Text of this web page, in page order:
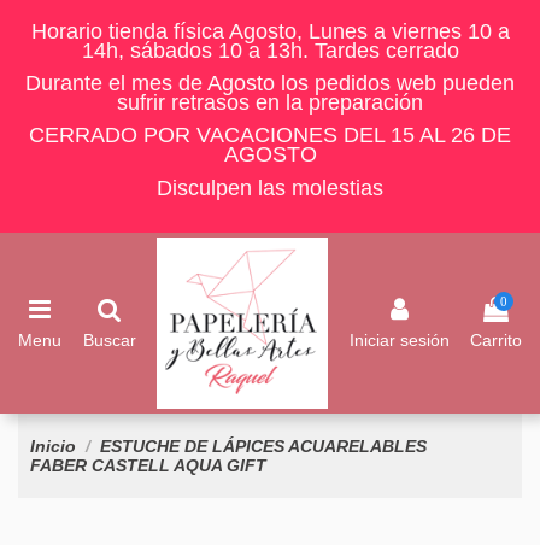
Horario tienda física Agosto, Lunes a viernes 10 a
14h, sábados 10 a 13h. Tardes cerrado
Durante el mes de Agosto los pedidos web pueden
sufrir retrasos en la preparación
CERRADO POR VACACIONES DEL 15 AL 26 DE
AGOSTO
Disculpen las molestias
Menu Buscar Iniciar sesión
0
Carrito
Inicio
ESTUCHE DE LÁPICES ACUARELABLES
FABER CASTELL AQUA GIFT